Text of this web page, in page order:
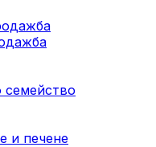
семейство
и печене